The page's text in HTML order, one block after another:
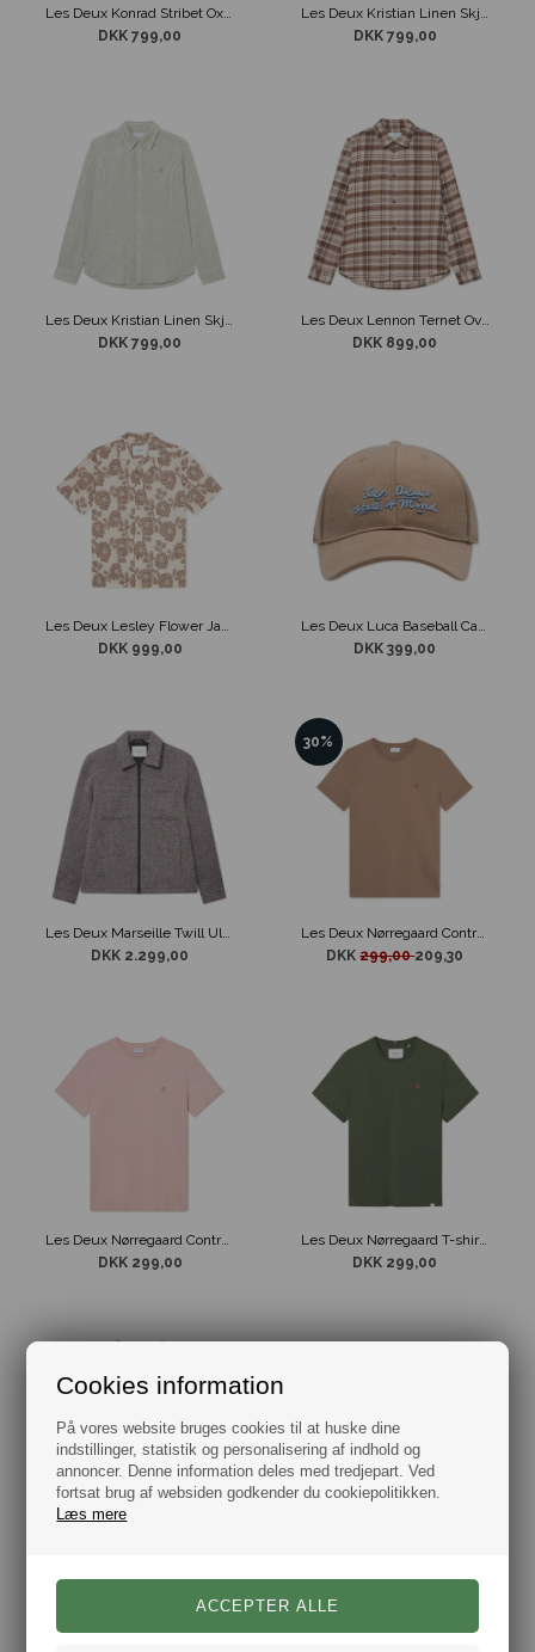
Cookies information
På vores website bruges cookies til at huske dine
indstillinger, statistik og personalisering af indhold og
annoncer. Denne information deles med tredjepart. Ved
fortsat brug af websiden godkender du cookiepolitikken.
Læs mere
Les Deux Konrad Stribet Oxford Skjorte m/ Stræk Blå/Hvid
DKK 799,00
Les Deux Kristian Linen Skjorte Stribet Beige / Blå
DKK 799,00
DKK 799,00
Les Deux Lennon Ternet Overshirt Sandfarvet/Brun
DKK 899,00
Les Deux Lesley Flower Jacquard Skjorte Beige
DKK 999,00
Les Deux Luca Baseball Cap Brun
DKK 399,00
Les Deux Marseille Twill Uld jakke Sort/Hvid
DKK 2.299,00
30%
Les Deux Nørregaard Contrast T-Shirt Brun
DKK299,00209,30
Les Deux Nørregaard Contrast T-Shirt Lyserød
DKK 299,00
Les Deux Nørregaard T-shirt Army
DKK 299,00